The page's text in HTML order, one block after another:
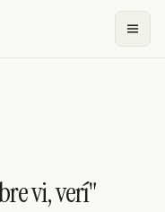
vi, verí"